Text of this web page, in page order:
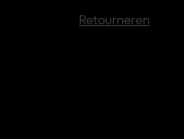
Retourneren